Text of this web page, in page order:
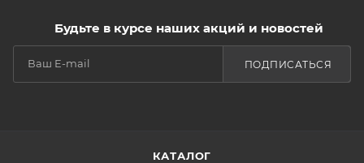
Будьте в курсе наших акций и новостей
ПОДПИСАТЬСЯ
КАТАЛОГ